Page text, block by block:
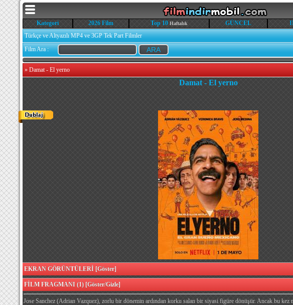
Kategori 2026 Film Top 10 Haftalık GÜNCEL
Türkçe ve Altyazılı MP4 ve 3GP Tek Part Filmler
Film Ara :
» Damat - El yerno
Damat - El yerno
EKRAN GÖRÜNTÜLERİ [Göster]
FİLM FRAGMANI (1) [Göster/Gizle]
Jose Sanchez (Adrian Vazquez), zorlu bir dönemin ardından korku salan bir siyasi figüre dönüşür. Ancak bu kez